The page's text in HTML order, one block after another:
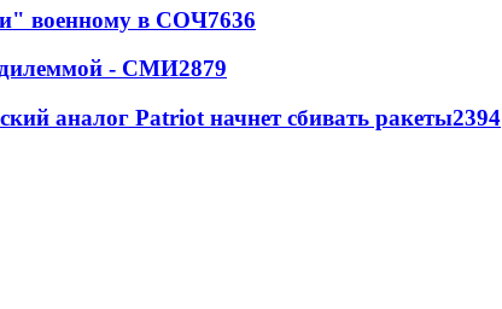
военному в СОЧ7636
дилеммой - СМИ2879
аналог Patriot начнет сбивать ракеты2394